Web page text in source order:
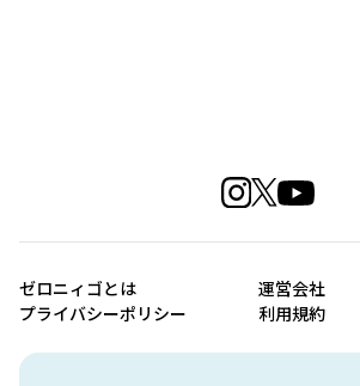
ゼロニィゴとは
運営会社
プライバシーポリシー
利用規約